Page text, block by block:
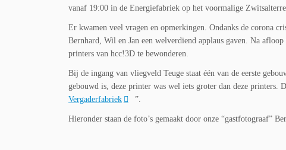
vanaf 19:00 in de Energiefabriek op het voormalige
Er kwamen veel vragen en opmerkingen. Ondanks de corona
Bernhard, Wil en Jan een welverdiend applaus gaven. Na
printers van hcc!3D te bewonderen.
Bij de ingang van vliegveld Teuge staat één van de eerste
gebouwd is, deze printer was wel iets groter dan deze printers.
Vergaderfabriek
”.
Hieronder staan de foto’s gemaakt door onze “gastfotograaf”